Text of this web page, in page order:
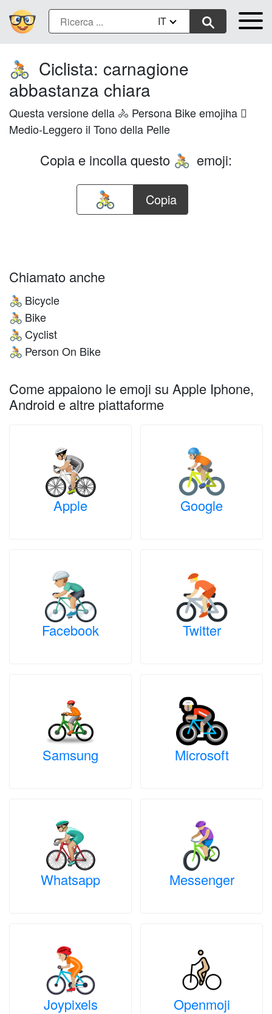
IT
🚴🏼 Ciclista: carnagione
abbastanza chiara
Questa versione della 🚴 Persona Bike emojiha 🏼
Medio-Leggero il Tono della Pelle
Copia e incolla questo 🚴🏼 emoji:
Copia
Chiamato anche
🚴🏼 Bicycle
🚴🏼 Bike
🚴🏼 Cyclist
🚴🏼 Person On Bike
Come appaiono le emoji su Apple Iphone,
Android e altre piattaforme
Apple Google
Facebook Twitter
Samsung Microsoft
Whatsapp Messenger
Joypixels Openmoji